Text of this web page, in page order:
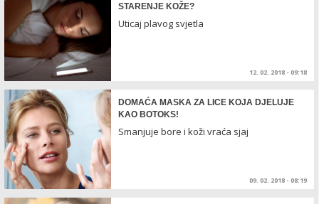
STARENJE KOŽE?
Uticaj plavog svjetla
12. 02. 2018 - 09:18
DOMAĆA MASKA ZA LICE KOJA DJELUJE
KAO BOTOKS!
Smanjuje bore i koži vraća sjaj
09. 02. 2018 - 08:19